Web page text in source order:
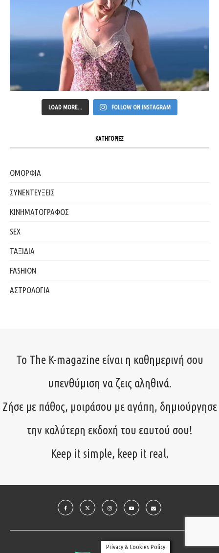
LOAD MORE... FOLLOW ON INSTAGRAM
ΚΑΤΗΓΟΡΙΕΣ
ΟΜΟΡΦΙΑ
ΣΥΝΕΝΤΕΥΞΕΙΣ
ΚΙΝΗΜΑΤΟΓΡΑΦΟΣ
SEX
ΤΑΞΙΔΙΑ
FASHION
ΑΣΤΡΟΛΟΓΙΑ
Το The K-magazine είναι η καθημερινή σου
υπενθύμιση να ζεις αληθινά.
Ζήσε με πάθος, μοιράσου με αγάπη, δημιούργησε
την καλύτερη εκδοχή του εαυτού σου!
Keep it simple, keep it real.
Privacy & Cookies Policy